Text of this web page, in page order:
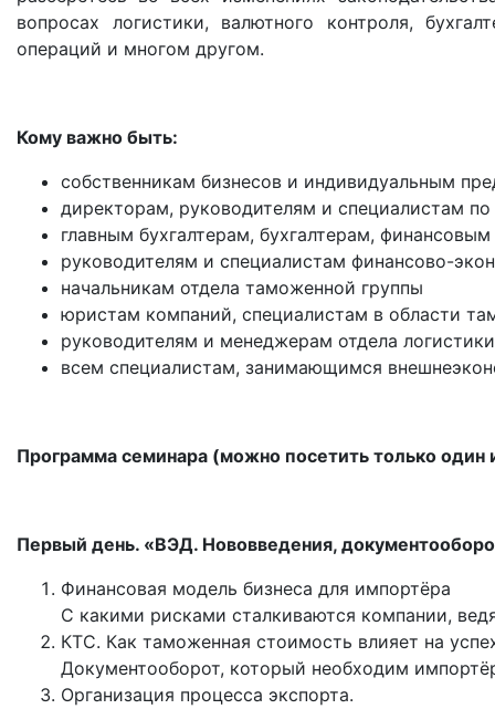
вопросах логистики, валютного контроля,
операций и многом другом.
Кому важно быть:
собственникам бизнесов и индивидуальным
директорам, руководителям и специалистам
главным бухгалтерам, бухгалтерам,
руководителям и специалистам финансово-
начальникам отдела таможенной группы
юристам компаний, специалистам в области
руководителям и менеджерам отдела логистики
всем специалистам, занимающимся
Программа семинара (можно посетить только один
Первый день. «ВЭД. Нововведения,
Финансовая модель бизнеса для импортёра
С какими рисками сталкиваются компании,
КТС. Как таможенная стоимость влияет на
Документооборот, который необходим
Организация процесса экспорта.